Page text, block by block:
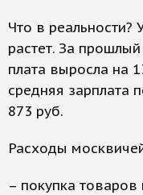
Что в
растет. За
плата выросла на
средняя зарплата
873 руб.
Расходы
– покупка товаров